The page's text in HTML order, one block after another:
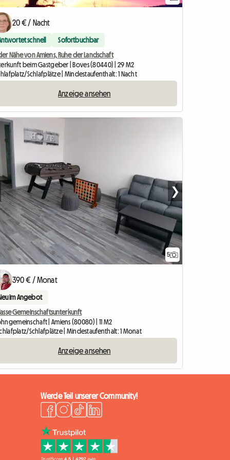
20 € / Nacht
schnell Sofortbuchbar
Nähe von Amiens, Ruhe der Landschaft
beim Gastgeber | Boves (80440) | 29 M2
Schlafplätze | Mindestaufenthalt: 1 Nacht
Anzeige ansehen
5
❯
390 € / Monat
im Angebot
Gemeinschaftsunterkunft
| Amiens (80080) | 11 M2
Schlafplätze | Mindestaufenthalt: 1 Monat
Anzeige ansehen
Werde Teil unserer Community!